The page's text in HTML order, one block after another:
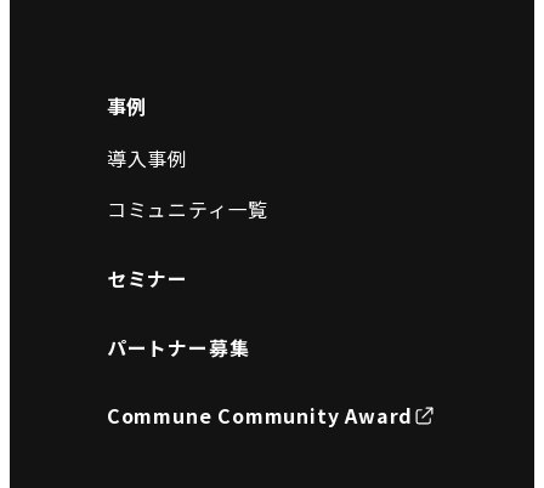
事例
導入事例
コミュニティ一覧
セミナー
パートナー募集
Commune Community Award